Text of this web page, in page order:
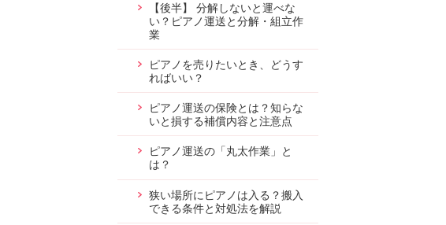
【後半】 分解しないと運べな
い？ピアノ運送と分解・組立作
業
ピアノを売りたいとき、どうす
ればいい？
ピアノ運送の保険とは？知らな
いと損する補償内容と注意点
ピアノ運送の「丸太作業」と
は？
狭い場所にピアノは入る？搬入
できる条件と対処法を解説